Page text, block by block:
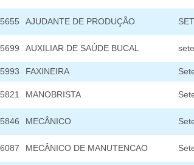
AJUDANTE DE PRODUÇÃO
AUXILIAR DE SAÚDE BUCAL
FAXINEIRA
MANOBRISTA
MECÂNICO
MECÂNICO DE MANUTENCAO